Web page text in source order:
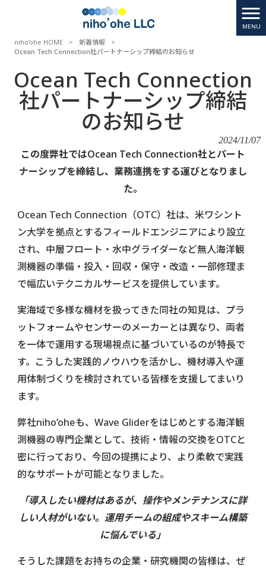
MENU
niho’ohe HOME > 新着情報
>
Ocean Tech Connection社パートナーシップ締結のお知らせ
Ocean Tech Connection
社パートナーシップ締結
のお知らせ
2024/11/07
この度弊社ではOcean Tech Connection社とパート
ナーシップを締結し、業務連携をする運びとなりまし
た。
Ocean Tech Connection（OTC）社は、米ワシント
ン大学を拠点とするフィールドエンジニアにより設立
され、中層フロート・水中グライダーなど無人海洋観
測機器の準備・投入・回収・保守・改造・一部修理ま
で幅広いテクニカルサービスを提供しています。
実海域で多様な機材を扱ってきた同社の知見は、プラ
ットフォームやセンサーのメーカーとは異なり、両者
を一体で運用する現場視点に基づいているのが特長で
す。こうした実践的ノウハウを活かし、機材導入や運
用体制づくりを検討されている皆様を支援してまいり
ます。
弊社niho’oheも、Wave Gliderをはじめとする海洋観
測機器の専門企業として、技術・情報の交換をOTCと
密に行っており、今回の提携により、より柔軟で実践
的なサポートが可能となりました。
「導入したい機材はあるが、操作やメンテナンスに詳
しい人材がいない。運用チームの組成やスキーム構築
に悩んでいる」
そうした課題をお持ちの企業・研究機関の皆様は、ぜ